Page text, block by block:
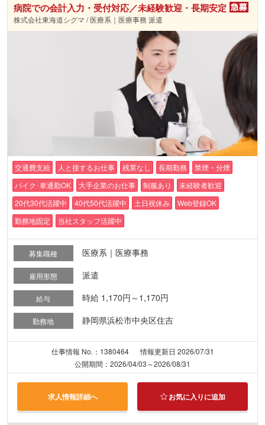
病院での会計入力・受付対応／未経験歓迎・長期安定
株式会社東海道シグマ / 医療系｜医療事務 派遣
交通費支給 人と接するお仕事 残業なし 長期勤務
禁煙・分煙
バイク･車通勤OK
大手企業のお仕事 制服あり
未経験者歓迎
20代30代活躍中
40代50代活躍中 土日祝休み
Web登録OK
勤務地固定
当社スタッフ活躍中
募集職種 医療系｜医療事務
雇用形態 派遣
給与 時給 1,170円～1,170円
勤務地 静岡県浜松市中央区住吉
仕事情報 No.：1380464
情報更新日 2026/07/31
公開期間：2026/04/03～2026/08/31
求人情報詳細へ お気に入りに追加